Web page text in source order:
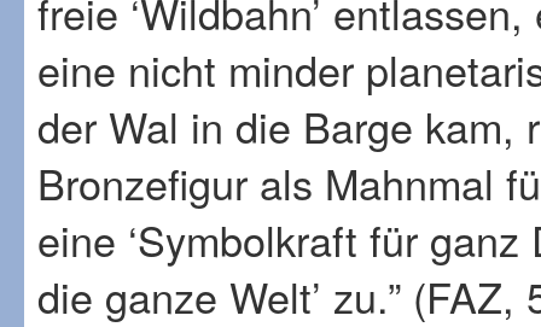
freie ‘Wildbahn’
eine nicht minder
der Wal in die Barge kam,
Bronzefigur als Mahnmal
eine ‘Symbolkraft für
die ganze Welt’ zu.” (FAZ,